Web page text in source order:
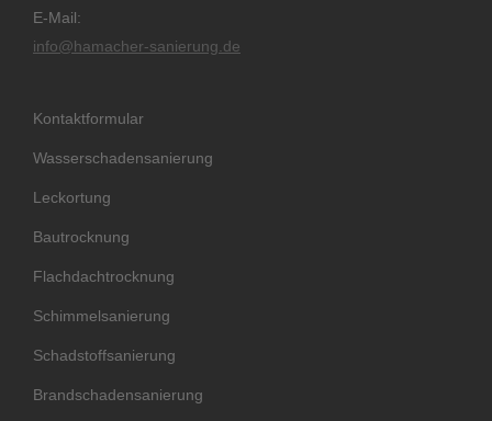
E-Mail:
info@hamacher-sanierung.de
Kontaktformular
Wasserschadensanierung
Leckortung
Bautrocknung
Flachdachtrocknung
Schimmelsanierung
Schadstoffsanierung
Brandschadensanierung